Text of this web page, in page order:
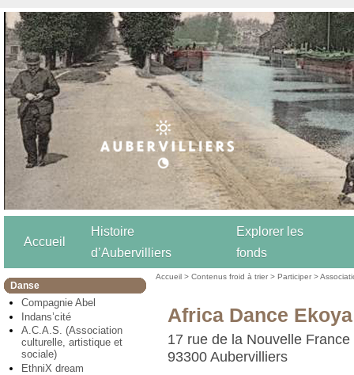
Accueil
Histoire
d’Aubervilliers
Explorer les
fonds
Danse
Compagnie Abel
Indans’cité
A.C.A.S. (Association
culturelle, artistique et
sociale)
EthniX dream
Accueil >Contenus froid à trier >Participer >
Africa Dance Ekoya
17 rue de la Nouvelle France
93300 Aubervilliers